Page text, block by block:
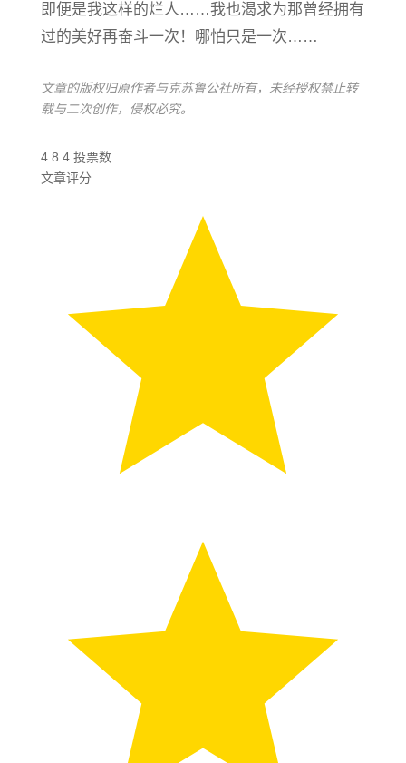
即便是我这样的烂人……我也渴求为那曾经拥有
过的美好再奋斗一次！哪怕只是一次……
文章的版权归原作者与克苏鲁公社所有，未经授权禁止转
载与二次创作，侵权必究。
4.8 4 投票数
文章评分